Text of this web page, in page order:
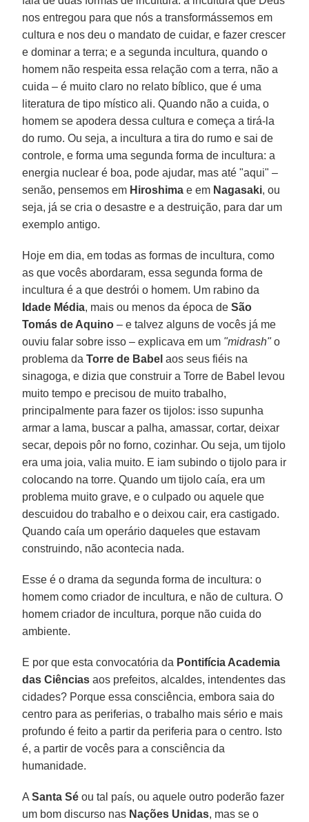
nos entregou para que nós a transformássemos em
cultura e nos deu o mandato de cuidar, e fazer crescer
e dominar a terra; e a segunda incultura, quando o
homem não respeita essa relação com a terra, não a
cuida – é muito claro no relato bíblico, que é uma
literatura de tipo místico ali. Quando não a cuida, o
homem se apodera dessa cultura e começa a tirá-la
do rumo. Ou seja, a incultura a tira do rumo e sai de
controle, e forma uma segunda forma de incultura: a
energia nuclear é boa, pode ajudar, mas até "aqui" –
senão, pensemos em Hiroshima e em Nagasaki, ou
seja, já se cria o desastre e a destruição, para dar um
exemplo antigo.
Hoje em dia, em todas as formas de incultura, como
as que vocês abordaram, essa segunda forma de
incultura é a que destrói o homem. Um rabino da
Idade Média, mais ou menos da época deSão
Tomás de Aquino – e talvez alguns de vocês já me
ouviu falar sobre isso – explicava em um "midrash"o
problema daTorre de Babel aos seus fiéis na
sinagoga, e dizia que construir a Torre de Babel levou
muito tempo e precisou de muito trabalho,
principalmente para fazer os tijolos: isso supunha
armar a lama, buscar a palha, amassar, cortar, deixar
secar, depois pôr no forno, cozinhar. Ou seja, um tijolo
era uma joia, valia muito. E iam subindo o tijolo para ir
colocando na torre. Quando um tijolo caía, era um
problema muito grave, e o culpado ou aquele que
descuidou do trabalho e o deixou cair, era castigado.
Quando caía um operário daqueles que estavam
construindo, não acontecia nada.
Esse é o drama da segunda forma de incultura: o
homem como criador de incultura, e não de cultura. O
homem criador de incultura, porque não cuida do
ambiente.
E por que esta convocatória da Pontifícia Academia
das Ciências aos prefeitos, alcaldes, intendentes das
cidades? Porque essa consciência, embora saia do
centro para as periferias, o trabalho mais sério e mais
profundo é feito a partir da periferia para o centro. Isto
é, a partir de vocês para a consciência da
humanidade.
ASanta Sé ou tal país, ou aquele outro poderão fazer
um bom discurso nas Nações Unidas, mas se o